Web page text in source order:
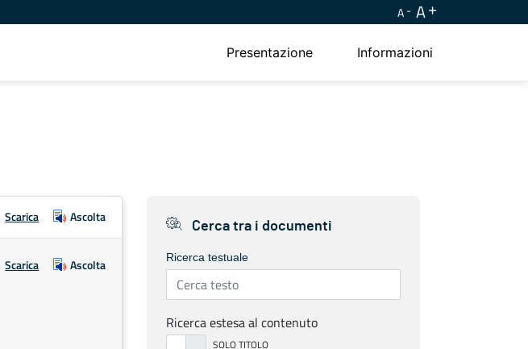
A A
Presentazione Informazioni
Scarica Ascolta
Scarica Ascolta
Cerca tra i documenti
Ricerca testuale
Ricerca estesa al contenuto